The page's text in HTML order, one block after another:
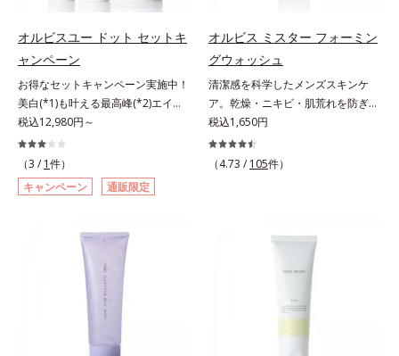
ビスユー ドットシリーズは美容成
分(*7)として「G.D.F.アクティベー
ター(*8)」を配合。そして、従来か
ら配合している美白有効成分「トラ
ネキサム酸」を配合しました。さら
に、シリーズ共通の美容成分(*7)
「GLルートブースター(*9)」を配合
することで、肌のふっくら感や透明
感を叶えます。美白ケアしながら多
角的なエイジングケアが叶うシリー
ズに。3ステップで上向き(*10)のハ
計で、あなたのエイジングケアを応
援します。*1 メラニンの生成を抑
え、シミ・ソバカスを防ぐ（ウォッ
シュ除く）*2 オルビス内スキンケ
アシリーズの保湿力*3 年齢に応じ
る*5 乾燥、ハリ・ツヤのなさ
でオルビスユー ドットシリーズは
美容成分(*9)として「G.D.F.アクテ
ィベーター(*10)」を配合。そし
て、従来から配合している美白(*1)
有効成分「トラネキサム酸」を配合
しました。さらに、シリーズ共通の
美容成分「GLルートブースター
(*11)」を配合することで、肌のふ
上向き(*12)のハリと透明感を。効
果的なシナジー設計で、あなたのエ
イジングケアを応援します。*1 メ
ラニンの生成を抑え、シミ・ソバカ
スを防ぐ（ウォッシュを除く）*2
オルビス内スキンケアシリーズの保
湿力*3 年齢に応じたお手入れのこ
オルビスユー ドット セットキ
ャンペーン
お得なセットキャンペーン実施中！
美白(*1)も叶える最高峰(*2)エイジ
ングケア(*3)。ハリも透明感(*4)も
結果主義。年齢サイン(*5)の因子に
着目した肌科学エイジングケア(*3)
シリーズ。オルビスユー ドットシ
リーズは、年齢による肌悩み一つ一
ていることの根本原因に着目。加齢
とともに現れる年齢サイン(*5)につ
いて研究を進めたところ、弾力感の
ない状態である「ハリのなさ」や、
くすみ(*6)などが現れている状態で
で大人の肌印象に大きな影響を与え
税込12,980円～
（3 / 1件）
キャンペーン
通販限定
オルビス ミスター フォーミン
グウォッシュ
清潔感を科学したメンズスキンケ
ア。乾燥・ニキビ・肌荒れを防ぎハ
リ・ツヤのある、好印象な清潔透明
肌(*1)へ。オルビス ミスターは、男
性の清潔感、爽やかさ、若々しさの
(*3)。ニキビ・肌荒れ予防有効成分
と保湿成分を新たに配合。これまで
の乾燥・テカリへのケアはそのまま
に、肌荒れ・ニキビ予防など“今”の
肌悩みに応え、“未来”を見据えて好
印象の鍵となるハリ・ツヤへもアプ
ローチする進化を遂げました。うる
税込1,650円
（4.73 / 105件）